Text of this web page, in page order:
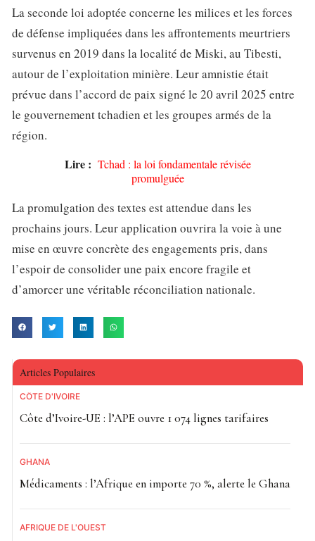
La seconde loi adoptée concerne les milices et les forces
de défense impliquées dans les affrontements meurtriers
survenus en 2019 dans la localité de Miski, au Tibesti,
autour de l’exploitation minière. Leur amnistie était
prévue dans l’accord de paix signé le 20 avril 2025 entre
le gouvernement tchadien et les groupes armés de la
région.
Lire : Tchad : la loi fondamentale révisée
promulguée
La promulgation des textes est attendue dans les
prochains jours. Leur application ouvrira la voie à une
mise en œuvre concrète des engagements pris, dans
l’espoir de consolider une paix encore fragile et
d’amorcer une véritable réconciliation nationale.
Articles Populaires
CÔTE D'IVOIRE
Côte d’Ivoire-UE : l’APE ouvre 1 074 lignes tarifaires
GHANA
Médicaments : l’Afrique en importe 70 %, alerte le Ghana
AFRIQUE DE L'OUEST